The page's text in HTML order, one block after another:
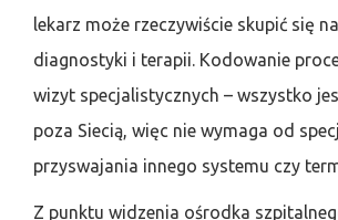
lekarz może rzeczywiście skupić się
diagnostyki i terapii. Kodowanie
wizyt specjalistycznych – wszystko
poza Siecią, więc nie wymaga od
przyswajania innego systemu czy
Z punktu widzenia ośrodka